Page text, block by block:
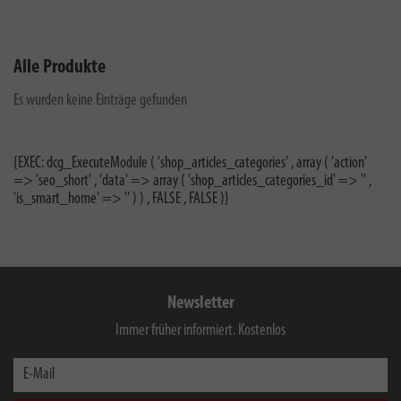
Alle Produkte
Es wurden keine Einträge gefunden
{EXEC: dcg_ExecuteModule ( 'shop_articles_categories' , array ( 'action'
=> 'seo_short' , 'data' => array ( 'shop_articles_categories_id' => '' ,
'is_smart_home' => '' ) ) , FALSE , FALSE )}
Newsletter
Immer früher informiert. Kostenlos
E-Mail